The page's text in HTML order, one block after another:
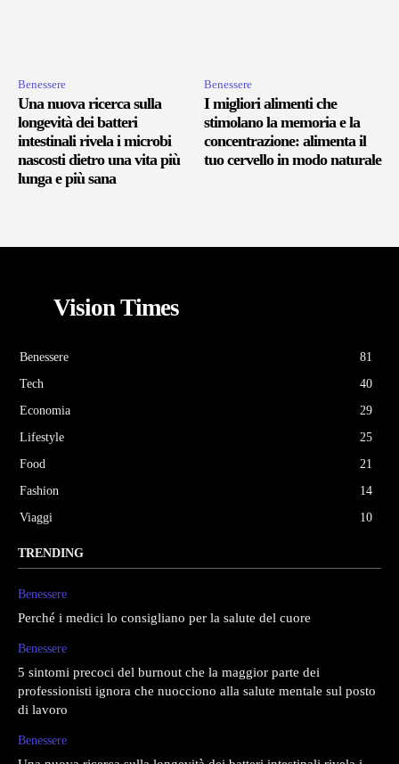
Benessere
Una nuova ricerca sulla
longevità dei batteri
intestinali rivela i microbi
nascosti dietro una vita più
lunga e più sana
Benessere
I migliori alimenti che
stimolano la memoria e la
concentrazione: alimenta il
tuo cervello in modo naturale
Vision Times
Benessere
81
Tech
40
Economia
29
Lifestyle
25
Food
21
Fashion
14
Viaggi
10
TRENDING
Benessere
Perché i medici lo consigliano per la salute del cuore
Benessere
5 sintomi precoci del burnout che la maggior parte dei
professionisti ignora che nuocciono alla salute mentale sul posto
di lavoro
Benessere